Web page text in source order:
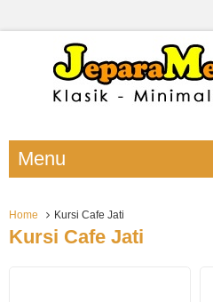
Menu
Home Kursi Cafe Jati
Kursi Cafe Jati